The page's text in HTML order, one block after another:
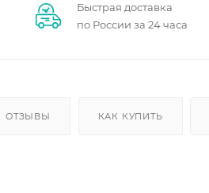
Быстрая доставка
по России за 24 часа
ОТЗЫВЫ КАК КУПИТЬ